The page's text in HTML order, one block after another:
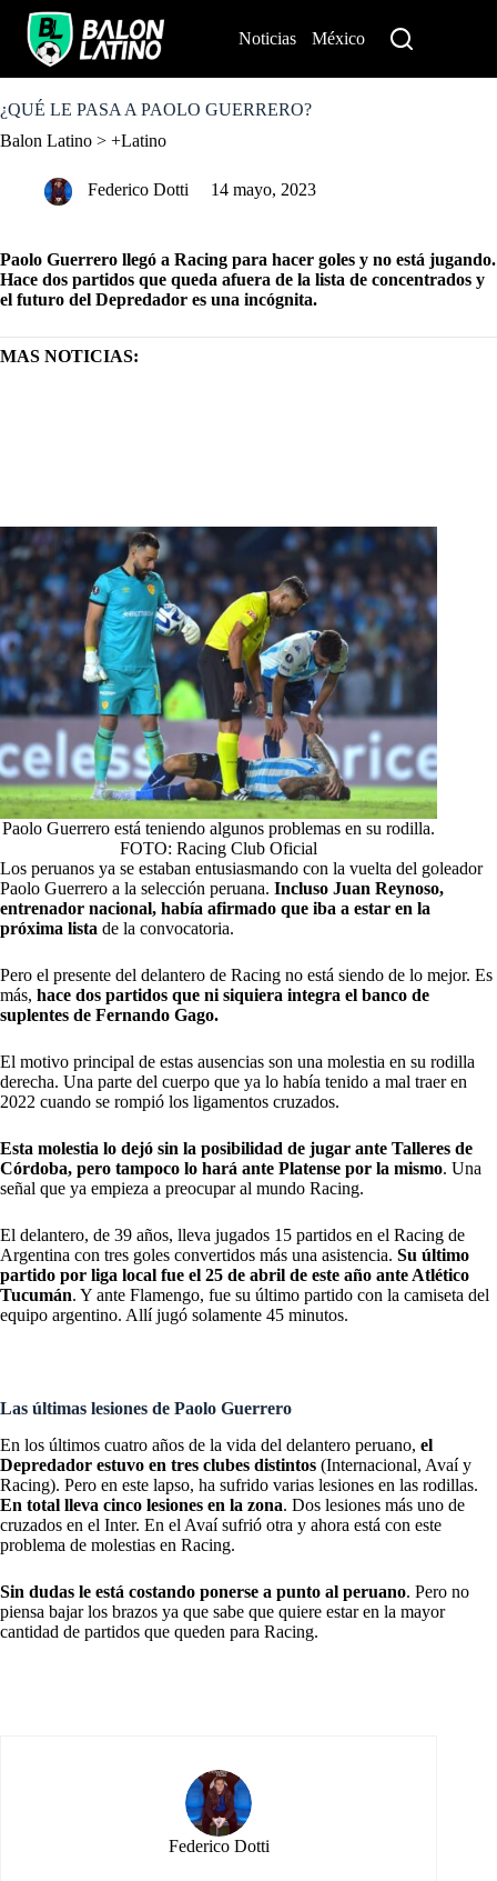
o
o
Noticias México
¿QUÉ LE PASA A PAOLO GUERRERO?
Balon Latino > +Latino
Federico Dotti 14 mayo, 2023
Paolo Guerrero llegó a Racing para hacer goles y no está jugando.
Hace dos partidos que queda afuera de la lista de concentrados y
el futuro del Depredador es una incógnita.
MAS NOTICIAS:
Paolo Guerrero está teniendo algunos problemas en su rodilla.
FOTO: Racing Club Oficial
Los peruanos ya se estaban entusiasmando con la vuelta del goleador
Paolo Guerrero a la selección peruana. Incluso Juan Reynoso,
entrenador nacional, había afirmado que iba a estar en la
próxima lista de la convocatoria.
Pero el presente del delantero de Racing no está siendo de lo mejor. Es
más, hace dos partidos que ni siquiera integra el banco de
suplentes de Fernando Gago.
El motivo principal de estas ausencias son una molestia en su rodilla
derecha. Una parte del cuerpo que ya lo había tenido a mal traer en
2022 cuando se rompió los ligamentos cruzados.
Esta molestia lo dejó sin la posibilidad de jugar ante Talleres de
Córdoba, pero tampoco lo hará ante Platense por la mismo. Una
señal que ya empieza a preocupar al mundo Racing.
El delantero, de 39 años, lleva jugados 15 partidos en el Racing de
Argentina con tres goles convertidos más una asistencia. Su último
partido por liga local fue el 25 de abril de este año ante Atlético
Tucumán. Y ante Flamengo, fue su último partido con la camiseta del
equipo argentino. Allí jugó solamente 45 minutos.
Las últimas lesiones de Paolo Guerrero
En los últimos cuatro años de la vida del delantero peruano, el
Depredador estuvo en tres clubes distintos (Internacional, Avaí y
Racing). Pero en este lapso, ha sufrido varias lesiones en las rodillas.
En total lleva cinco lesiones en la zona. Dos lesiones más uno de
cruzados en el Inter. En el Avaí sufrió otra y ahora está con este
problema de molestias en Racing.
Sin dudas le está costando ponerse a punto al peruano. Pero no
piensa bajar los brazos ya que sabe que quiere estar en la mayor
cantidad de partidos que queden para Racing.
Federico Dotti